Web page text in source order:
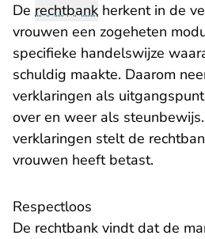
De rechtbank herkent in de
vrouwen een zogeheten
specifieke handelswijze
schuldig maakte. Daarom
verklaringen als
over en weer als
verklaringen stelt de
vrouwen heeft betast.
Respectloos
De rechtbank vindt dat de